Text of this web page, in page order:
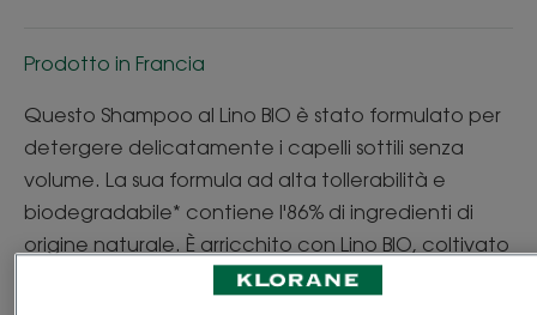
Prodotto in Francia
Questo Shampoo al Lino BIO è stato formulato per
detergere delicatamente i capelli sottili senza
volume. La sua formula ad alta tollerabilità e
biodegradabile* contiene l'86% di ingredienti di
origine naturale. È arricchito con Lino BIO, coltivato
secondo metodi di agricoltura biologica